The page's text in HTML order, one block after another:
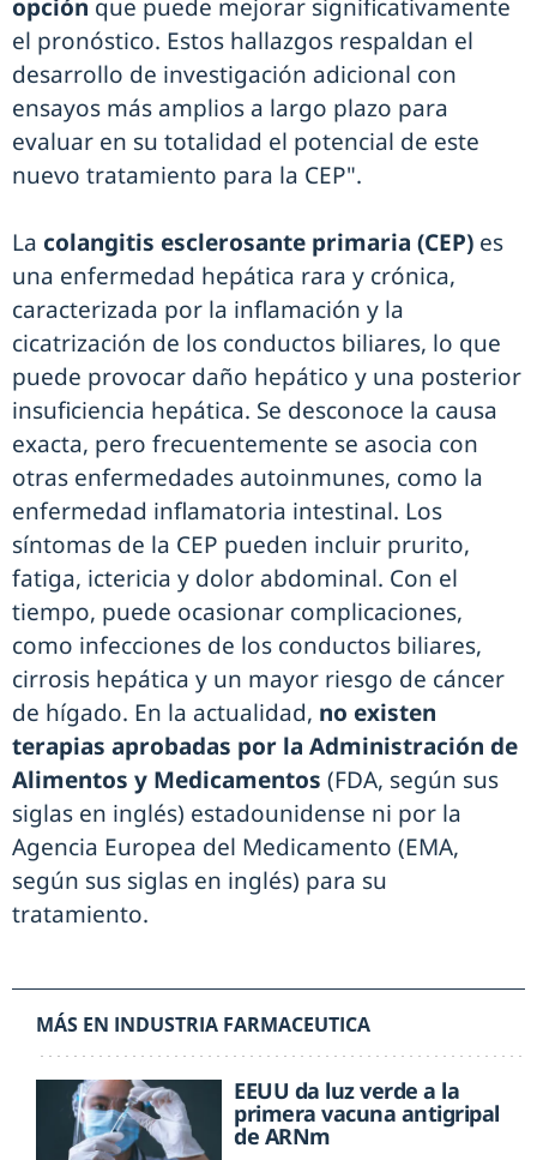
opción que puede mejorar significativamente
el pronóstico. Estos hallazgos respaldan el
desarrollo de investigación adicional con
ensayos más amplios a largo plazo para
evaluar en su totalidad el potencial de este
nuevo tratamiento para la CEP".
La colangitis esclerosante primaria (CEP) es
una enfermedad hepática rara y crónica,
caracterizada por la inflamación y la
cicatrización de los conductos biliares, lo que
puede provocar daño hepático y una posterior
insuficiencia hepática. Se desconoce la causa
exacta, pero frecuentemente se asocia con
otras enfermedades autoinmunes, como la
enfermedad inflamatoria intestinal. Los
síntomas de la CEP pueden incluir prurito,
fatiga, ictericia y dolor abdominal. Con el
tiempo, puede ocasionar complicaciones,
como infecciones de los conductos biliares,
cirrosis hepática y un mayor riesgo de cáncer
de hígado. En la actualidad, no existen
terapias aprobadas por la Administración de
Alimentos y Medicamentos (FDA, según sus
siglas en inglés) estadounidense ni por la
Agencia Europea del Medicamento (EMA,
según sus siglas en inglés) para su
tratamiento.
MÁS EN INDUSTRIA FARMACEUTICA
EEUU da luz verde a la
primera vacuna antigripal
de ARNm